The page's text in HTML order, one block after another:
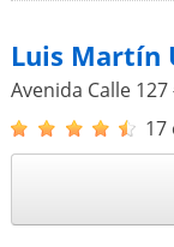
Luis Martín
Avenida Calle
17